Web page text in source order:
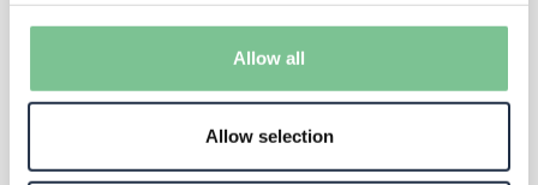
Allow all
Allow selection